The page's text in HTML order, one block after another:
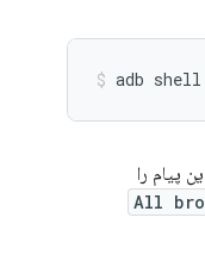
پیام را
All